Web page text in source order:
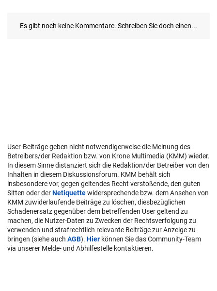
User-Beiträge geben nicht notwendigerweise die Meinung des
Betreibers/der Redaktion bzw. von Krone Multimedia (KMM) wieder.
In diesem Sinne distanziert sich die Redaktion/der Betreiber von den
Inhalten in diesem Diskussionsforum. KMM behält sich
insbesondere vor, gegen geltendes Recht verstoßende, den guten
Sitten oder derNetiquettewidersprechende bzw. dem Ansehen von
KMM zuwiderlaufende Beiträge zu löschen, diesbezüglichen
Schadenersatz gegenüber dem betreffenden User geltend zu
machen, die Nutzer-Daten zu Zwecken der Rechtsverfolgung zu
verwenden und strafrechtlich relevante Beiträge zur Anzeige zu
bringen (siehe auch AGB). Hier können Sie das Community-Team
via unserer Melde- und Abhilfestelle kontaktieren.